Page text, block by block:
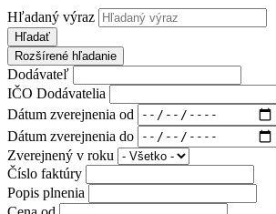
Hľadaný výraz
Hľadať
Rozšírené hľadanie
Dodávateľ
IČO Dodávatelia
Dátum zverejnenia od
Dátum zverejnenia do
Zverejnený v roku
Číslo faktúry
Popis plnenia